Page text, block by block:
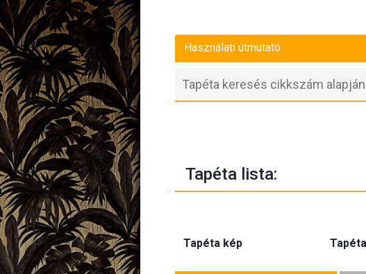
Használati útmutató
Tapéta lista:
Tapéta kép